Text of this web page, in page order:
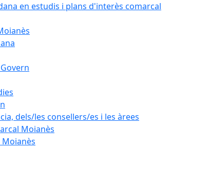
en estudis i plans d'interès comarcal
dels/les consellers/es i les àrees
Moianès